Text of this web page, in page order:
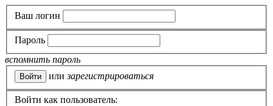
Ваш логин
Пароль
вспомнить пароль
или зарегистрироваться
Войти как пользователь: